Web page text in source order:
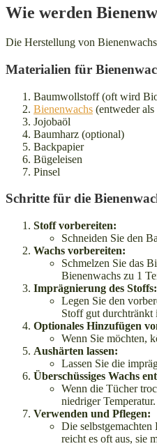
Wie werden
Die Herstellung von
Materialien für
Baumwollstoff (oft wird
Bienenwachs (entweder
Jojobaöl
Baumharz (optional)
Backpapier
Bügeleisen
Pinsel
Schritte für die
Stoff vorbereiten:
Schneiden Sie den
Wachs vorbereiten:
Schmelzen Sie das
Bienenwachs zu 1
Imprägnierung des Stoffs:
Legen Sie den
Stoff gut durchtränkt
Optionales Hinzufügen
Wenn Sie möchten,
Aushärten lassen:
Lassen Sie die
Überschüssiges Wachs
Wenn die Tücher
niedriger
Verwenden und Pflegen:
Die
reicht es oft aus, sie